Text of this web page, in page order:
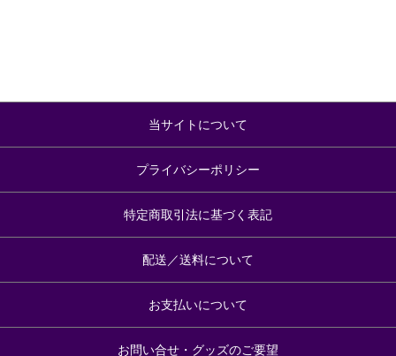
当サイトについて
プライバシーポリシー
特定商取引法に基づく表記
配送／送料について
お支払いについて
お問い合せ・グッズのご要望